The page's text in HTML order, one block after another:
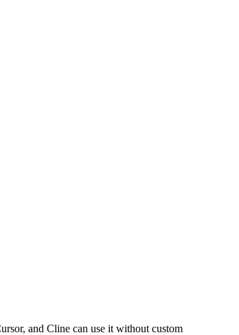
and Cline can use it without custom